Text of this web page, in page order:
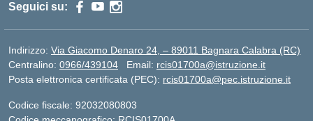
Seguici su:
Indirizzo: Via Giacomo Denaro 24, – 89011 Bagnara Calabra (RC)
Centralino: 0966/439104 Email: rcis01700a@istruzione.it
Posta elettronica certificata (PEC): rcis01700a@pec.istruzione.it
Codice fiscale: 92032080803